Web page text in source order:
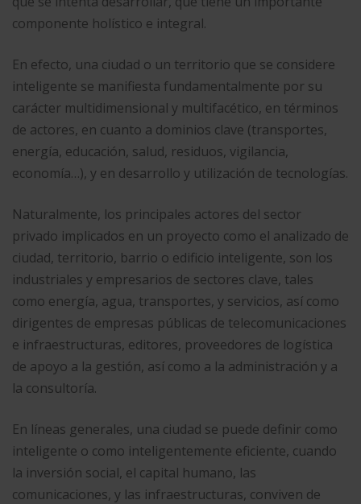
componente holístico e integral.​
En efecto, una ciudad o un territorio que se considere
inteligente se manifiesta fundamentalmente por su
carácter multidimensional y multifacético, en términos
de actores, en cuanto a dominios clave (transportes,
energía, educación, salud, residuos,​ vigilancia,
economía…), y en desarrollo y utilización de tecnologías.
Naturalmente, los principales actores del sector
privado implicados en un proyecto como el analizado de
ciudad, territorio, barrio o edificio inteligente, son los
industriales y empresarios de sectores clave, tales
como energía, agua, transportes, y servicios, así como
dirigentes de empresas públicas de telecomunicaciones
e infraestructuras, editores, proveedores de logística
de apoyo a la gestión, así como a la administración y a
la consultoría.
En líneas generales, una ciudad se puede definir como
inteligente o como inteligentemente eficiente, cuando
la inversión social, el capital humano, las
comunicaciones, y las infraestructuras, conviven de